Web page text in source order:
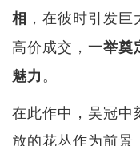
相 ，在彼时引发
高价成交， 一举奠
魅力。
在此作中，吴冠中
放的花丛作为前景